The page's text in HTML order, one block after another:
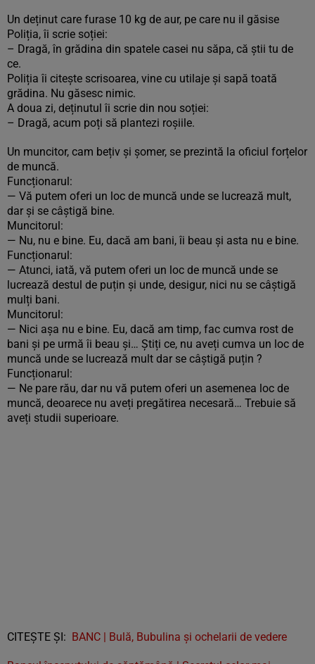
Un deținut care furase 10 kg de aur, pe care nu il găsise
Poliția, îi scrie soției:
– Dragă, în grădina din spatele casei nu săpa, că știi tu de
ce.
Poliția îi citește scrisoarea, vine cu utilaje și sapă toată
grădina. Nu găsesc nimic.
A doua zi, deținutul îi scrie din nou soției:
– Dragă, acum poți să plantezi roșiile.
Un muncitor, cam bețiv și șomer, se prezintă la oficiul forțelor
de muncă.
Funcționarul:
— Vă putem oferi un loc de muncă unde se lucrează mult,
dar și se câștigă bine.
Muncitorul:
— Nu, nu e bine. Eu, dacă am bani, îi beau și asta nu e bine.
Funcționarul:
— Atunci, iată, vă putem oferi un loc de muncă unde se
lucrează destul de puțin și unde, desigur, nici nu se câștigă
mulți bani.
Muncitorul:
— Nici așa nu e bine. Eu, dacă am timp, fac cumva rost de
bani și pe urmă îi beau și… Știți ce, nu aveți cumva un loc de
muncă unde se lucrează mult dar se câștigă puțin ?
Funcționarul:
— Ne pare rău, dar nu vă putem oferi un asemenea loc de
muncă, deoarece nu aveți pregătirea necesară… Trebuie să
aveți studii superioare.
CITEȘTE ȘI: BANC | Bulă, Bubulina și ochelarii de vedere